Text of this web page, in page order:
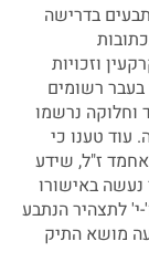
אל הנתבעים בדרישה
וזכויות
בעבר רשומים
וחלוקה נרשמו
מושא התביעה. עוד טענו כי
ז"ל, שידע
והדבר נעשה באישורו
לתצהיר הנתבע
מושא התיק